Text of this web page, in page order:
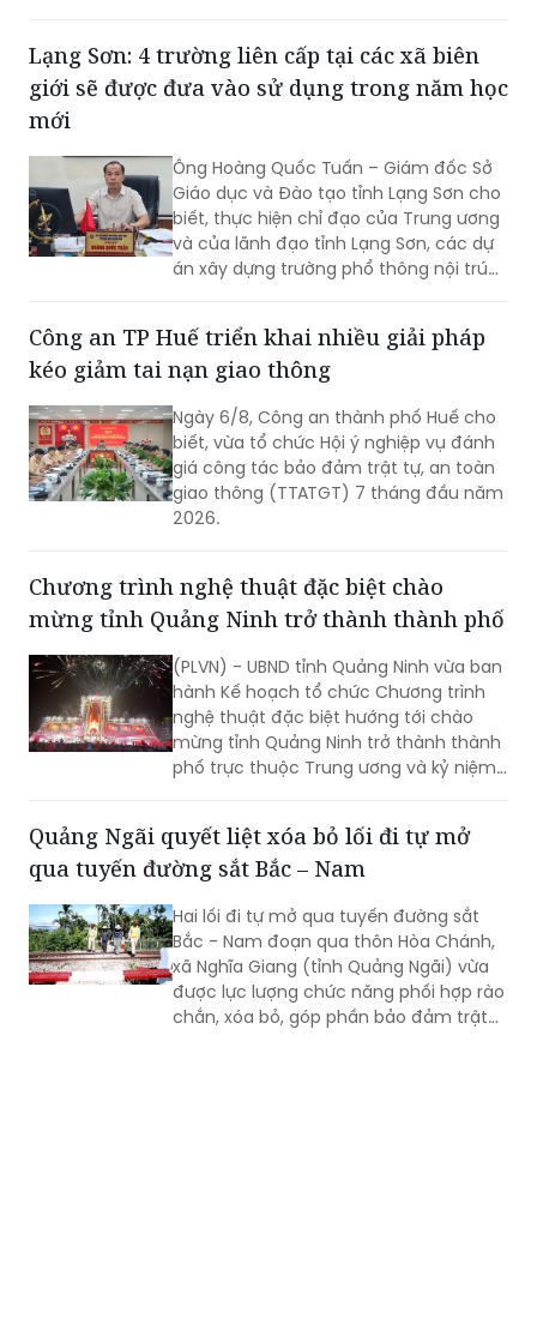
nguy hiểm.
Lạng Sơn: 4 trường liên cấp tại các xã biên
giới sẽ được đưa vào sử dụng trong năm học
mới
Ông Hoàng Quốc Tuấn – Giám đốc Sở
Giáo dục và Đào tạo tỉnh Lạng Sơn cho
biết, thực hiện chỉ đạo của Trung ương
và của lãnh đạo tỉnh Lạng Sơn, các dự
án xây dựng trường phổ thông nội trú
được đẩy nhanh tiến độ, hoàn thành
giai đoạn 1 bốn trường học, kịp thời đưa
2027.
Công an TP Huế triển khai nhiều giải pháp
kéo giảm tai nạn giao thông
Ngày 6/8, Công an thành phố Huế cho
biết, vừa tổ chức Hội ý nghiệp vụ đánh
giá công tác bảo đảm trật tự, an toàn
giao thông (TTATGT) 7 tháng đầu năm
2026.
Chương trình nghệ thuật đặc biệt chào
mừng tỉnh Quảng Ninh trở thành thành phố
(PLVN) - UBND tỉnh Quảng Ninh vừa ban
hành Kế hoạch tổ chức Chương trình
nghệ thuật đặc biệt hướng tới chào
mừng tỉnh Quảng Ninh trở thành thành
phố trực thuộc Trung ương và kỷ niệm
Quốc khánh nước Cộng hòa xã hội chủ
nghĩa Việt Nam (2/9/1945 - 2/9/2026).
Quảng Ngãi quyết liệt xóa bỏ lối đi tự mở
qua tuyến đường sắt Bắc – Nam
Hai lối đi tự mở qua tuyến đường sắt
Bắc - Nam đoạn qua thôn Hòa Chánh,
xã Nghĩa Giang (tỉnh Quảng Ngãi) vừa
được lực lượng chức năng phối hợp rào
chắn, xóa bỏ, góp phần bảo đảm trật